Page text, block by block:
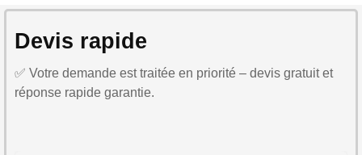
Devis rapide
✅ Votre demande est traitée en priorité – devis gratuit et
réponse rapide garantie.